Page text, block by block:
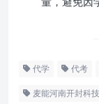
代学 代考
麦能河南开封科